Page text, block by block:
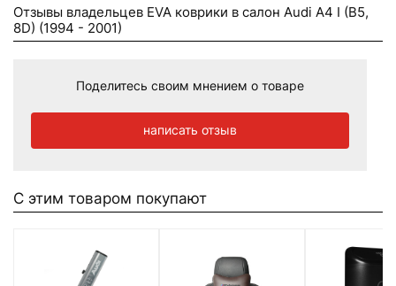
Отзывы владельцев EVA коврики в салон Audi A4 I (B5,
8D) (1994 - 2001)
Поделитесь своим мнением о товаре
написать отзыв
С этим товаром покупают